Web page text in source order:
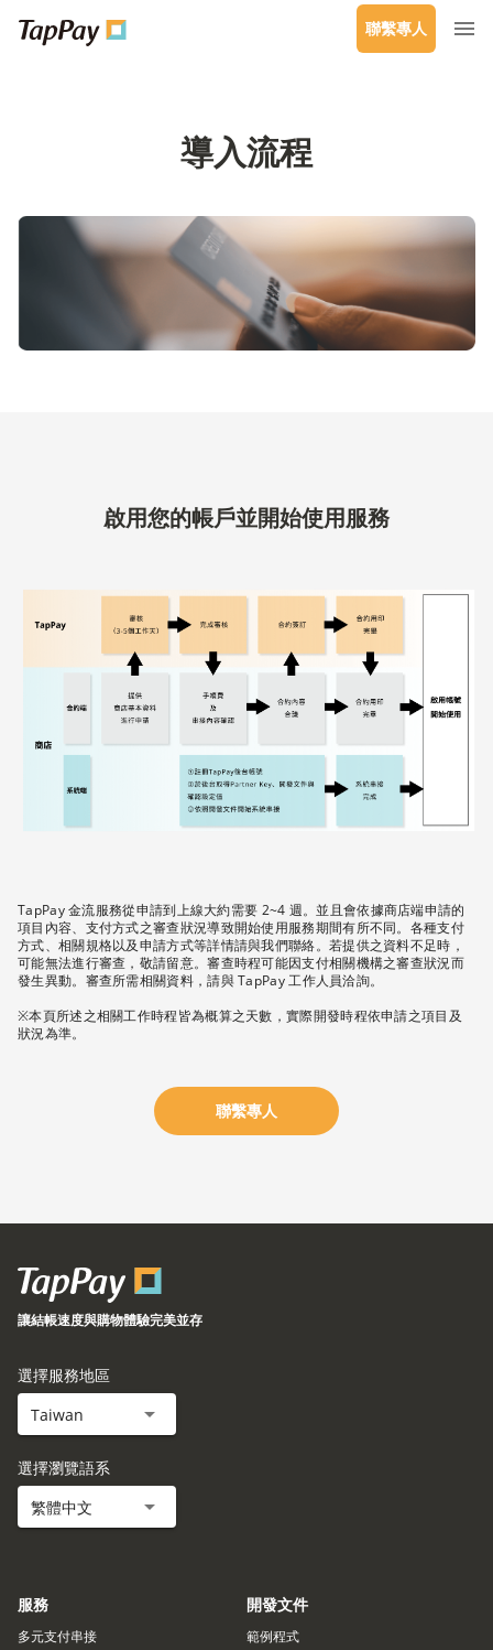
聯繫專人
導入流程
啟用您的帳戶並開始使用服務
TapPay 金流服務從申請到上線大約需要 2~4 週。並且會依據商店端申請的
項目內容、支付方式之審查狀況導致開始使用服務期間有所不同。各種支付
方式、相關規格以及申請方式等詳情請與我們聯絡。若提供之資料不足時，
可能無法進行審查，敬請留意。審查時程可能因支付相關機構之審查狀況而
發生異動。審查所需相關資料，請與 TapPay 工作人員洽詢。
※本頁所述之相關工作時程皆為概算之天數，實際開發時程依申請之項目及
聯繫專人
讓結帳速度與購物體驗完美並存
選擇服務地區
Taiwan
選擇瀏覽語系
繁體中文
服務
多元支付串接
開發文件
範例程式